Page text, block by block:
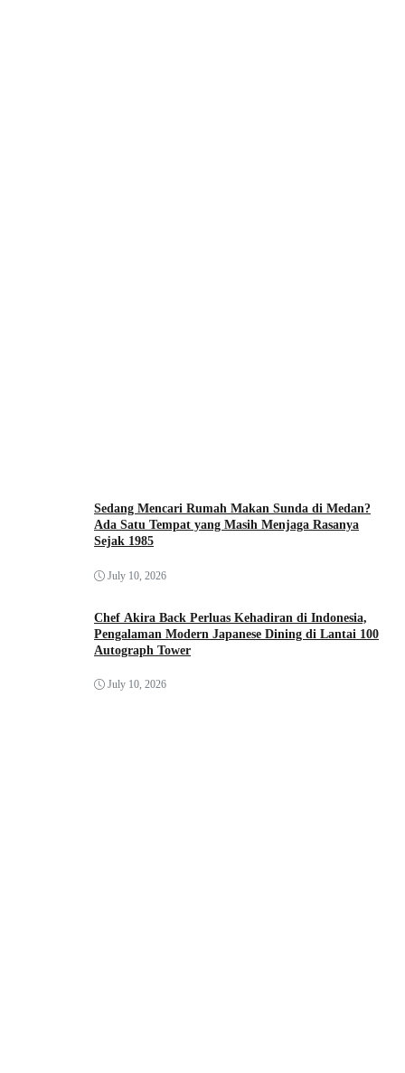
Sedang Mencari Rumah Makan Sunda di Medan?
Ada Satu Tempat yang Masih Menjaga Rasanya
Sejak 1985
July 10, 2026
Chef Akira Back Perluas Kehadiran di Indonesia,
Pengalaman Modern Japanese Dining di Lantai 100
Autograph Tower
July 10, 2026